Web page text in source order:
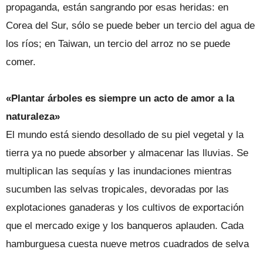
propaganda, están sangrando por esas heridas: en
Corea del Sur, sólo se puede beber un tercio del agua de
los ríos; en Taiwan, un tercio del arroz no se puede
comer.
«Plantar árboles es siempre un acto de amor a la
naturaleza»
El mundo está siendo desollado de su piel vegetal y la
tierra ya no puede absorber y almacenar las lluvias. Se
multiplican las sequías y las inundaciones mientras
sucumben las selvas tropicales, devoradas por las
explotaciones ganaderas y los cultivos de exportación
que el mercado exige y los banqueros aplauden. Cada
hamburguesa cuesta nueve metros cuadrados de selva